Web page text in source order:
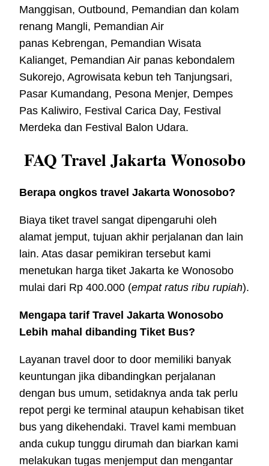
Manggisan, Outbound, Pemandian dan kolam
renang Mangli, Pemandian Air
panas Kebrengan, Pemandian Wisata
Kalianget, Pemandian Air panas kebondalem
Sukorejo, Agrowisata kebun teh Tanjungsari,
Pasar Kumandang, Pesona Menjer, Dempes
Pas Kaliwiro, Festival Carica Day, Festival
Merdeka dan Festival Balon Udara.
FAQ Travel Jakarta Wonosobo
Berapa ongkos travel Jakarta Wonosobo?
Biaya tiket travel sangat dipengaruhi oleh
alamat jemput, tujuan akhir perjalanan dan lain
lain. Atas dasar pemikiran tersebut kami
menetukan harga tiket Jakarta ke Wonosobo
mulai dari Rp 400.000 (empat ratus ribu rupiah).
Mengapa tarif Travel Jakarta Wonosobo
Lebih mahal dibanding Tiket Bus?
Layanan travel door to door memiliki banyak
keuntungan jika dibandingkan perjalanan
dengan bus umum, setidaknya anda tak perlu
repot pergi ke terminal ataupun kehabisan tiket
bus yang dikehendaki. Travel kami membuan
anda cukup tunggu dirumah dan biarkan kami
melakukan tugas menjemput dan mengantar